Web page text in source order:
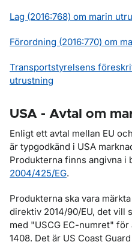
Lag (2016:768) om marin
Förordning (2016:770) om
Transportstyrelsens
utrustning
USA - Avtal om
Enligt ett avtal mellan EU
är typgodkänd i USA
Produkterna finns angivna i
2004/425/EG.
Produkterna ska vara
direktiv 2014/90/EU, det vill
med "USCG EC-numret"
1408. Det är US Coast